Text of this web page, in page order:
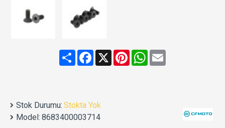
ShareFacebook
X PinterestWhatsApp
Email
Stok Durumu: Stokta Yok
Model: 8683400003714